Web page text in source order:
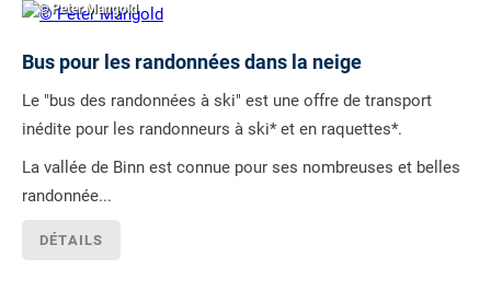
© Peter Mangold
Bus pour les randonnées dans la neige
Le "bus des randonnées à ski" est une offre de transport
inédite pour les randonneurs à ski* et en raquettes*.
La vallée de Binn est connue pour ses nombreuses et belles
randonnée...
DÉTAILS